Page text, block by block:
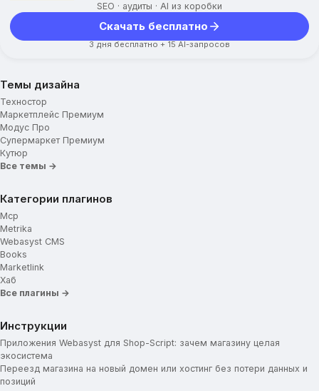
SEO · аудиты · AI из коробки
Скачать бесплатно
3 дня бесплатно + 15 AI-запросов
Темы дизайна
Техностор
Маркетплейс Премиум
Модус Про
Супермаркет Премиум
Кутюр
Все темы →
Категории плагинов
Mcp
Metrika
Webasyst CMS
Books
Marketlink
Хаб
Все плагины →
Инструкции
Приложения Webasyst для Shop-Script: зачем магазину целая
экосистема
Переезд магазина на новый домен или хостинг без потери данных и
позиций